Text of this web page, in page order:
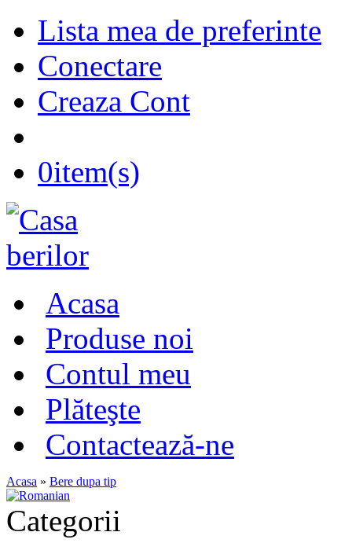
Lista mea de preferinte
Conectare
Creaza Cont
0item(s)
Acasa
Produse noi
Contul meu
Plăteşte
Contactează-ne
Acasa » Bere dupa tip
Categorii